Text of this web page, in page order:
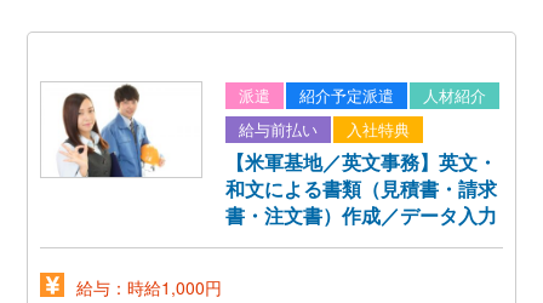
派遣 紹介予定派遣
人材紹介
給与前払い
入社特典
【米軍基地／英文事務】英文・
和文による書類（見積書・請求
書・注文書）作成／データ入力
給与：時給1,000円